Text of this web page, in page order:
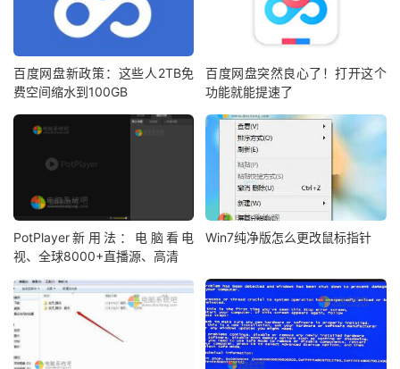
百度网盘新政策：这些人2TB免
费空间缩水到100GB
百度网盘突然良心了！打开这个
功能就能提速了
PotPlayer新用法：电脑看电
视、全球8000+直播源、高清
Win7纯净版怎么更改鼠标指针